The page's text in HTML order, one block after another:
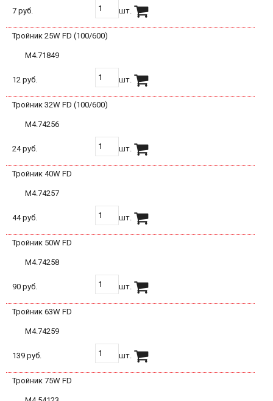
7 руб. шт.
Тройник 25W FD (100/600)
М4.71849
12 руб. шт.
Тройник 32W FD (100/600)
М4.74256
24 руб. шт.
Тройник 40W FD
М4.74257
44 руб. шт.
Тройник 50W FD
М4.74258
90 руб. шт.
Тройник 63W FD
М4.74259
139 руб. шт.
Тройник 75W FD